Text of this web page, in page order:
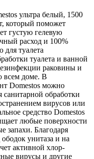
ультра белый, 1500
который поможет
густую гелевую
расход и 100%
для туалета
туалета и ванной
раковины и
всем доме. В
Domestos можно
санитарной обработки
вирусов или
средство Domestos
любые поверхности
запахи. Благодаря
унитаза и на
активной хлор-
вирусы и другие